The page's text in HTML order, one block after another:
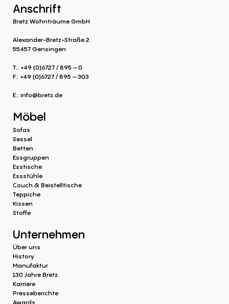
Anschrift
Bretz Wohnträume GmbH
Alexander-Bretz-Straße 2
55457 Gensingen
T.: +49 (0)6727 / 895 – 0
F.: +49 (0)6727 / 895 – 303
E.: info@bretz.de
Möbel
Sofas
Sessel
Betten
Essgruppen
Esstische
Essstühle
Couch & Beistelltische
Teppiche
Kissen
Stoffe
Unternehmen
Über uns
History
Manufaktur
130 Jahre Bretz
Karriere
Presseberichte
Awards